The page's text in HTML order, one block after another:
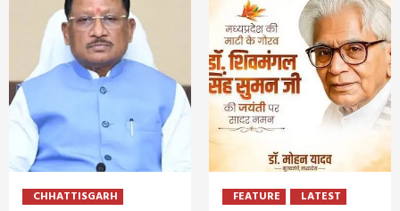
CHHATTISGARH
FEATURE
LATEST